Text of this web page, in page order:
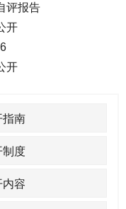
评报告
开
开
指南
制度
内容